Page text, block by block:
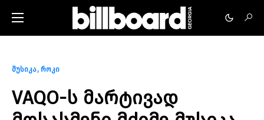
მუსიკა როკი
VAQO-ს მარტივად